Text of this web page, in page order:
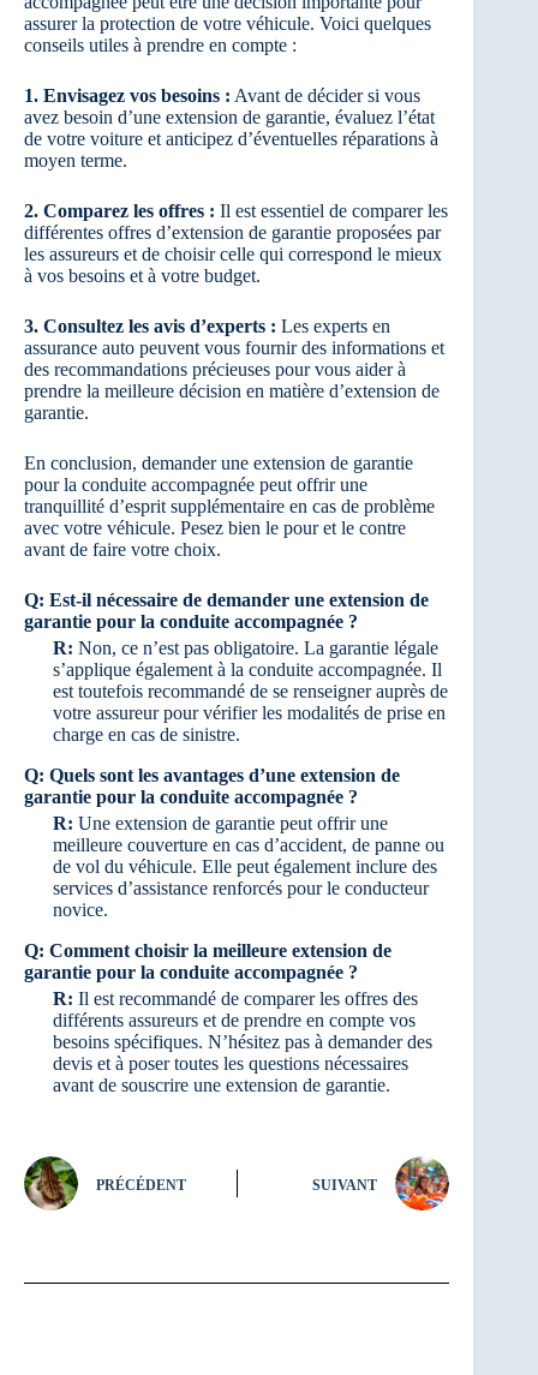
assurer la protection de votre véhicule. Voici quelques
conseils utiles à prendre en compte :
1. Envisagez vos besoins : Avant de décider si vous
avez besoin d’une extension de garantie, évaluez l’état
de votre voiture et anticipez d’éventuelles réparations à
moyen terme.
2. Comparez les offres : Il est essentiel de comparer les
différentes offres d’extension de garantie proposées par
les assureurs et de choisir celle qui correspond le mieux
à vos besoins et à votre budget.
3. Consultez les avis d’experts : Les experts en
assurance auto peuvent vous fournir des informations et
des recommandations précieuses pour vous aider à
prendre la meilleure décision en matière d’extension de
garantie.
En conclusion, demander une extension de garantie
pour la conduite accompagnée peut offrir une
tranquillité d’esprit supplémentaire en cas de problème
avec votre véhicule. Pesez bien le pour et le contre
avant de faire votre choix.
Q: Est-il nécessaire de demander une extension de
garantie pour la conduite accompagnée ?
R: Non, ce n’est pas obligatoire. La garantie légale
s’applique également à la conduite accompagnée. Il
est toutefois recommandé de se renseigner auprès de
votre assureur pour vérifier les modalités de prise en
charge en cas de sinistre.
Q: Quels sont les avantages d’une extension de
garantie pour la conduite accompagnée ?
R: Une extension de garantie peut offrir une
meilleure couverture en cas d’accident, de panne ou
de vol du véhicule. Elle peut également inclure des
services d’assistance renforcés pour le conducteur
novice.
Q: Comment choisir la meilleure extension de
garantie pour la conduite accompagnée ?
R: Il est recommandé de comparer les offres des
différents assureurs et de prendre en compte vos
besoins spécifiques. N’hésitez pas à demander des
devis et à poser toutes les questions nécessaires
avant de souscrire une extension de garantie.
PRÉCÉDENT SUIVANT